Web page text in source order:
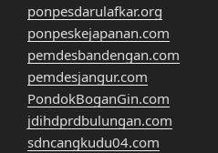
ponpesdarulafkar.org
ponpeskejapanan.com
pemdesbandengan.com
pemdesjangur.com
PondokBoganGin.com
jdihdprdbulungan.com
sdncangkudu04.com